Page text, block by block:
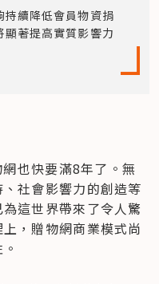
續降低會員物資捐
著提高實質影響力
也快要滿8年了。無
社會影響力的創造等
這世界帶來了令人驚
，贈物網商業模式尚